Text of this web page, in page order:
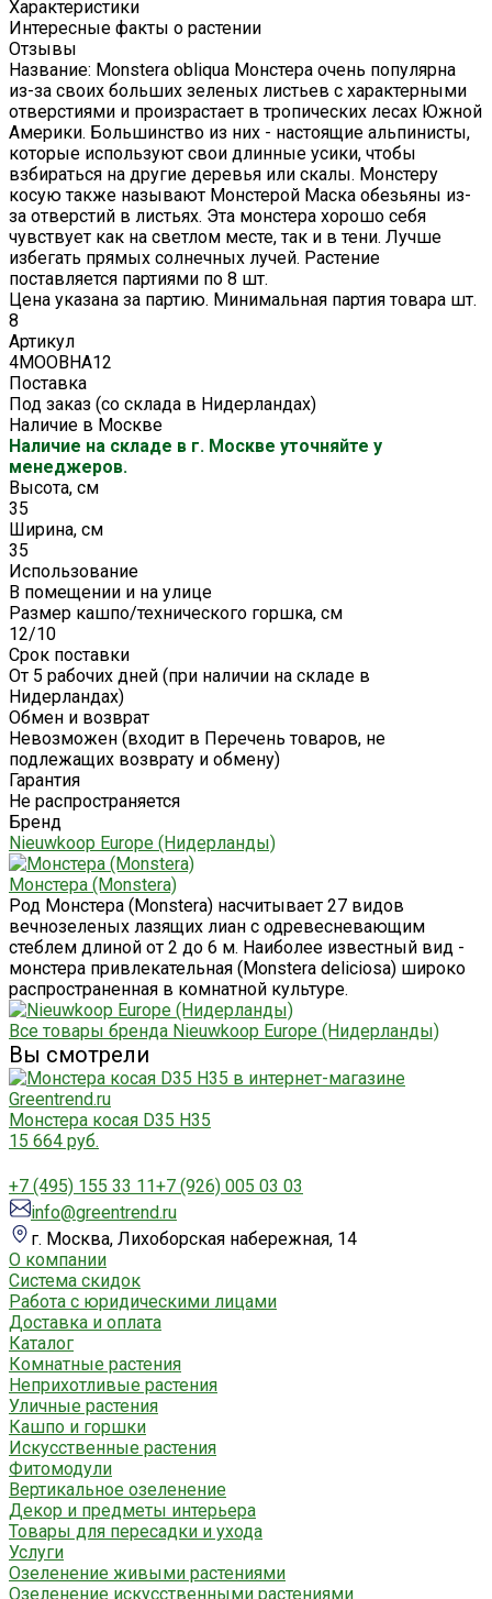
Характеристики
Интересные факты о растении
Отзывы
Название: Monstera obliqua Монстера очень популярна
из-за своих больших зеленых листьев с характерными
отверстиями и произрастает в тропических лесах Южной
Америки. Большинство из них - настоящие альпинисты,
которые используют свои длинные усики, чтобы
взбираться на другие деревья или скалы. Монстеру
косую также называют Монстерой Маска обезьяны из-
за отверстий в листьях. Эта монстера хорошо себя
чувствует как на светлом месте, так и в тени. Лучше
избегать прямых солнечных лучей. Растение
поставляется партиями по 8 шт.
Цена указана за партию. Минимальная партия товара шт.
8
Артикул
4MOOBHA12
Поставка
Под заказ (со склада в Нидерландах)
Наличие в Москве
Наличие на складе в г. Москве уточняйте у
менеджеров.
Высота, см
35
Ширина, см
35
Использование
В помещении и на улице
Размер кашпо/технического горшка, см
12/10
Срок поставки
От 5 рабочих дней (при наличии на складе в
Нидерландах)
Обмен и возврат
Невозможен (входит в Перечень товаров, не
подлежащих возврату и обмену)
Гарантия
Не распространяется
Бренд
Nieuwkoop Europe (Нидерланды)
Монстера (Monstera)
Род Монстера (Monstera) насчитывает 27 видов
вечнозеленых лазящих лиан с одревесневающим
стеблем длиной от 2 до 6 м. Наиболее известный вид -
монстера привлекательная (Monstera deliciosa) широко
распространенная в комнатной культуре.
Все товары бренда Nieuwkoop Europe (Нидерланды)
Вы смотрели
Монстера косая D35 H35
15 664 руб.
+7 (495) 155 33 11+7 (926) 005 03 03
info@greentrend.ru
г. Москва, Лихоборская набережная, 14
О компании
Система скидок
Работа с юридическими лицами
Доставка и оплата
Каталог
Комнатные растения
Неприхотливые растения
Уличные растения
Кашпо и горшки
Искусственные растения
Фитомодули
Вертикальное озеленение
Декор и предметы интерьера
Товары для пересадки и ухода
Услуги
Озеленение живыми растениями
Озеленение искусственными растениями